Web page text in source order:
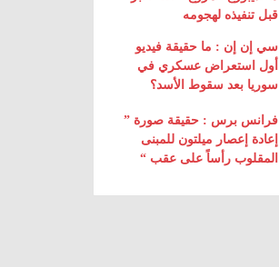
قبل تنفيذه لهجومه
سي إن إن : ما حقيقة فيديو
أول استعراض عسكري في
سوريا بعد سقوط الأسد؟
فرانس برس : حقيقة صورة ”
إعادة إعصار ميلتون للمبنى
المقلوب رأساً على عقب “